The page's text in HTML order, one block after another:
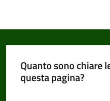
Quanto sono chiare
questa pagina?